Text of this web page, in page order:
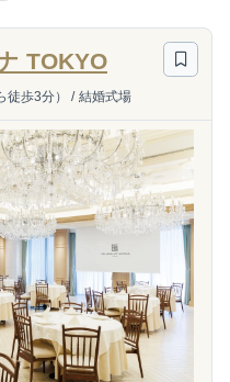
TOKYO
歩3分） / 結婚式場